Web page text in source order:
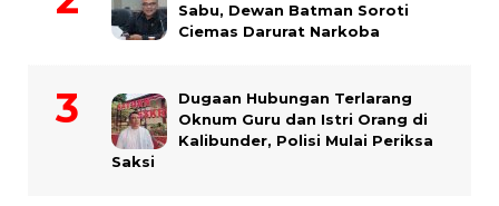
Sabu, Dewan Batman Soroti
Ciemas Darurat Narkoba
Dugaan Hubungan Terlarang
Oknum Guru dan Istri Orang di
Kalibunder, Polisi Mulai Periksa
Saksi